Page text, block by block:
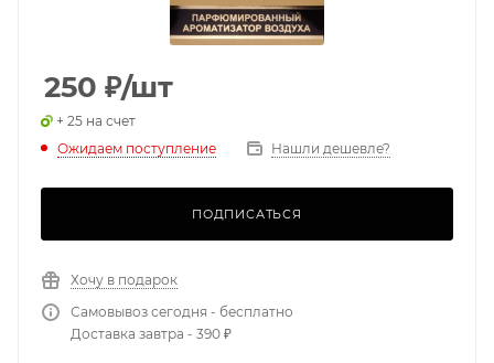
250 ₽/шт
+ 25 на счет
Ожидаем поступление
Нашли дешевле?
ПОДПИСАТЬСЯ
Хочу в подарок
Самовывоз сегодня - бесплатно
Доставка завтра - 390 ₽